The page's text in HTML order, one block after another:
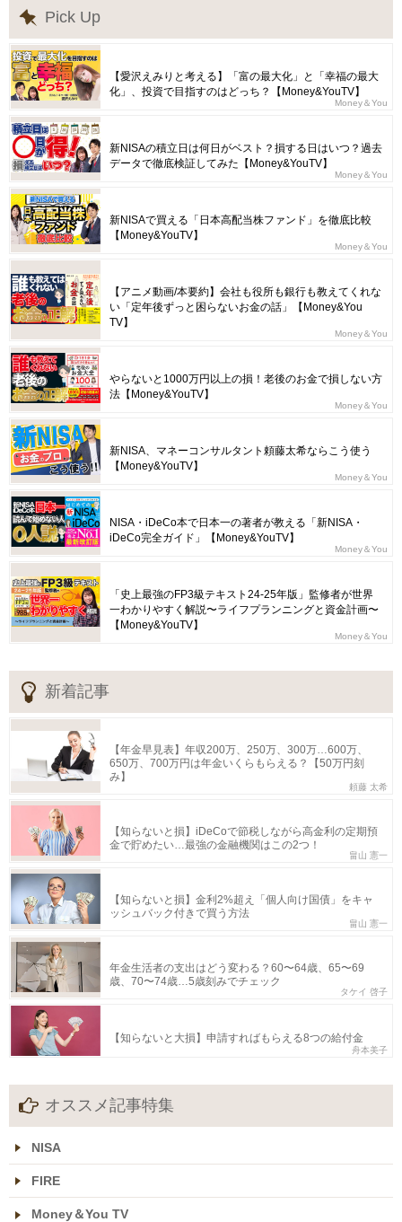
Pick Up
【愛沢えみりと考える】「富の最大化」と「幸福の最大
化」、投資で目指すのはどっち？【Money&YouTV】
Money＆You
新NISAの積立日は何日がベスト？損する日はいつ？過去
データで徹底検証してみた【Money&YouTV】
Money＆You
新NISAで買える「日本高配当株ファンド」を徹底比較
【Money&YouTV】
Money＆You
【アニメ動画/本要約】会社も役所も銀行も教えてくれな
い「定年後ずっと困らないお金の話」【Money&You
TV】
Money＆You
やらないと1000万円以上の損！老後のお金で損しない方
法【Money&YouTV】
Money＆You
新NISA、マネーコンサルタント頼藤太希ならこう使う
【Money&YouTV】
Money＆You
NISA・iDeCo本で日本一の著者が教える「新NISA・
iDeCo完全ガイド」【Money&YouTV】
Money＆You
「史上最強のFP3級テキスト24-25年版」監修者が世界
一わかりやすく解説〜ライフプランニングと資金計画〜
【Money&YouTV】
Money＆You
新着記事
【年金早見表】年収200万、250万、300万…600万、
650万、700万円は年金いくらもらえる？【50万円刻
み】
頼藤 太希
【知らないと損】iDeCoで節税しながら高金利の定期預
金で貯めたい…最強の金融機関はこの2つ！
畠山 憲一
【知らないと損】金利2%超え「個人向け国債」をキャ
ッシュバック付きで買う方法
畠山 憲一
年金生活者の支出はどう変わる？60〜64歳、65〜69
歳、70〜74歳…5歳刻みでチェック
タケイ 啓子
【知らないと大損】申請すればもらえる8つの給付金
舟本美子
オススメ記事特集
NISA
FIRE
Money＆You TV